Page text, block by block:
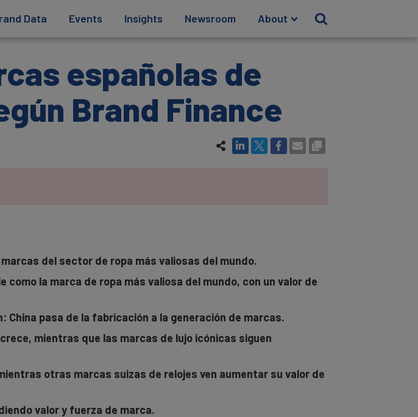
Data Events Insights Newsroom About
españolas de
Brand Finance
del sector de ropa más valiosas del mundo.
la marca de ropa más valiosa del mundo, con un valor de
China pasa de la fabricación a la generación de marcas.
mientras que las marcas de lujo icónicas siguen
otras marcas suizas de relojes ven aumentar su valor de
valor y fuerza de marca.